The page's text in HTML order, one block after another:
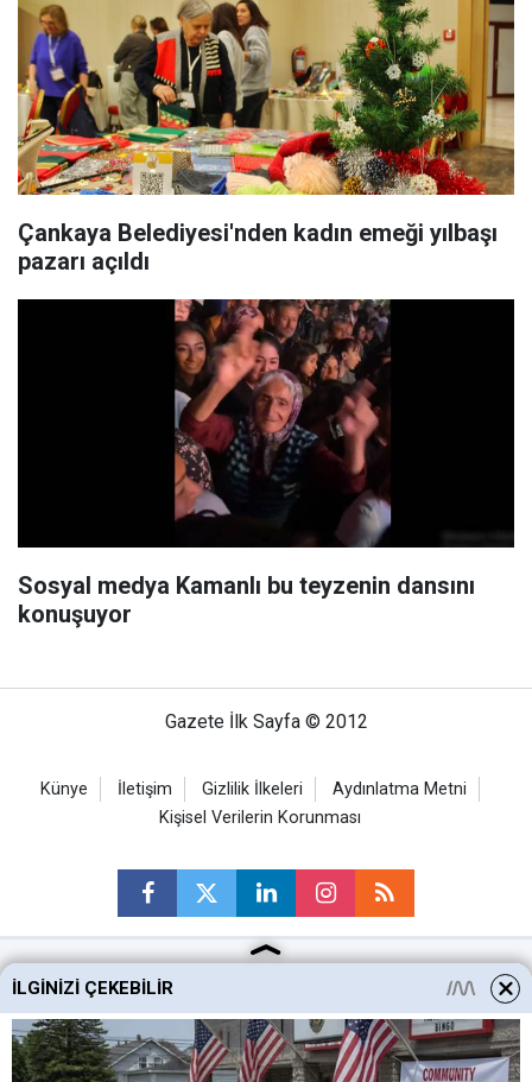
Çankaya Belediyesi'nden kadın emeği yılbaşı
pazarı açıldı
Sosyal medya Kamanlı bu teyzenin dansını
konuşuyor
Gazete İlk Sayfa © 2012
Künye İletişim Gizlilik İlkeleri
Aydınlatma Metni
Kişisel Verilerin Korunması
Ankara Haberleri
Keçiören Haberleri
Altındağ Haberleri
İLGINIZI ÇEKEBILIR